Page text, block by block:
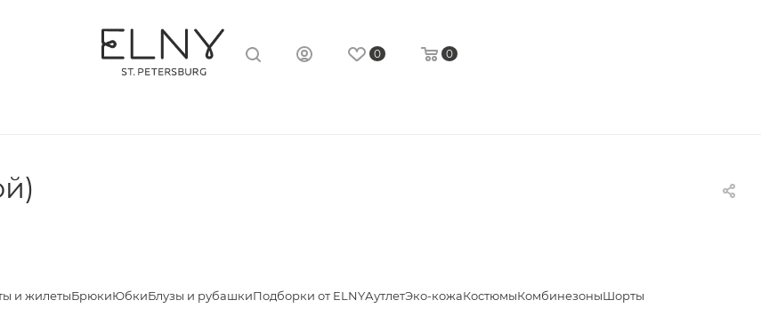
0 0
и жилетыБрюкиЮбкиБлузы и рубашкиПодборки от ELNYАутлетЭко-кожаКостюмыКомбинезоныШорты